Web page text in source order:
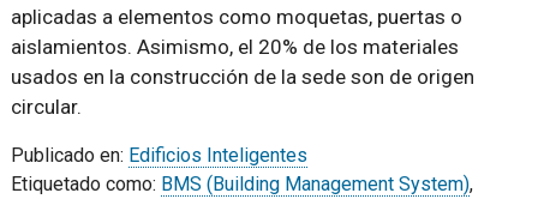
aplicadas a elementos como moquetas, puertas o
aislamientos. Asimismo, el 20% de los materiales
usados en la construcción de la sede son de origen
circular.
Publicado en: Edificios Inteligentes
Etiquetado como: BMS (Building Management System),